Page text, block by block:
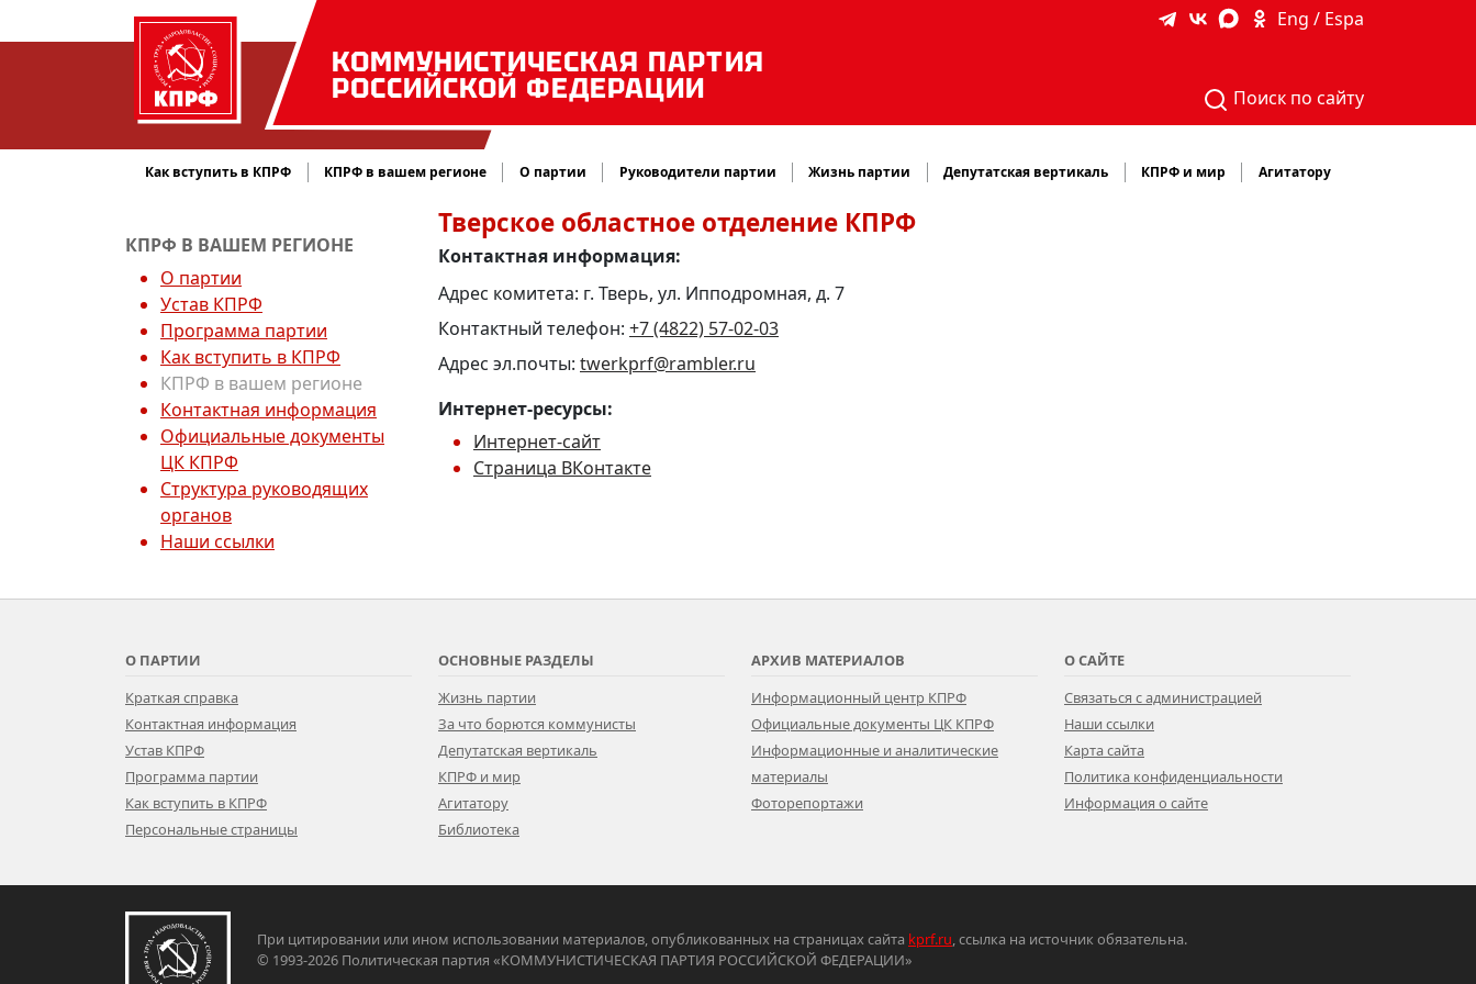
КОММУНИСТИЧЕСКАЯ ПАРТИЯ
РОССИЙСКОЙ ФЕДЕРАЦИИ
Eng / Espa
Поиск по сайту
Как вступить в КПРФ КПРФ в вашем регионе О партии Руководители партии Жизнь партии Депутатская вертикаль КПРФ и мир Агитатору
КПРФ В ВАШЕМ РЕГИОНЕ
О партии
Устав КПРФ
Программа партии
Как вступить в КПРФ
КПРФ в вашем регионе
Контактная информация
Официальные документы
ЦК КПРФ
Структура руководящих
органов
Наши ссылки
Тверское областное отделение КПРФ
Контактная информация:
Адрес комитета: г. Тверь, ул. Ипподромная, д. 7
Контактный телефон: +7 (4822) 57-02-03
Адрес эл.почты: twerkprf@rambler.ru
Интернет-ресурсы:
Интернет-сайт
Страница ВКонтакте
О ПАРТИИ
Краткая справка
Контактная информация
Устав КПРФ
Программа партии
Как вступить в КПРФ
Персональные страницы
ОСНОВНЫЕ РАЗДЕЛЫ
Жизнь партии
За что борются коммунисты
Депутатская вертикаль
КПРФ и мир
Агитатору
Библиотека
АРХИВ МАТЕРИАЛОВ
Информационный центр КПРФ
Официальные документы ЦК КПРФ
Информационные и аналитические
материалы
Фоторепортажи
О САЙТЕ
Связаться с администрацией
Наши ссылки
Карта сайта
Политика конфиденциальности
Информация о сайте
При цитировании или ином использовании материалов, опубликованных на страницах сайта kprf.ru, ссылка на источник обязательна.
© 1993-2026 Политическая партия «КОММУНИСТИЧЕСКАЯ ПАРТИЯ РОССИЙСКОЙ ФЕДЕРАЦИИ»